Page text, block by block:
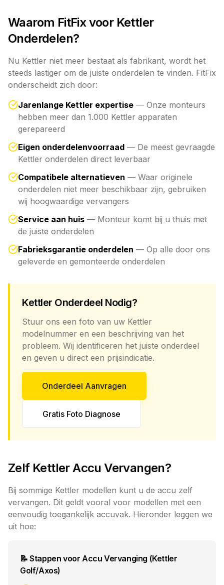
Waarom FitFix voor Kettler
Onderdelen?
Nu Kettler niet meer bestaat als fabrikant, wordt het
steeds lastiger om de juiste onderdelen te vinden. FitFix
onderscheidt zich door:
Jarenlange Kettler expertise — Onze monteurs
hebben meer dan 1.000 Kettler apparaten
gerepareerd
Eigen onderdelenvoorraad — De meest gevraagde
Kettler onderdelen direct leverbaar
Compatibele alternatieven — Waar originele
onderdelen niet meer beschikbaar zijn, gebruiken
wij hoogwaardige vervangers
Service aan huis — Monteur komt bij u thuis met
de juiste onderdelen
Fabrieksgarantie onderdelen — Op alle door ons
geleverde en gemonteerde onderdelen
Kettler Onderdeel Nodig?
Stuur ons een foto van uw Kettler
modelnummer en een beschrijving van het
probleem. Wij identificeren het juiste onderdeel
en geven u direct een prijsindicatie.
Onderdeel Aanvragen
Gratis Foto Diagnose
Zelf Kettler Accu Vervangen?
Bij sommige Kettler modellen kunt u de accu zelf
vervangen. Dit geldt vooral voor modellen met een
eenvoudig toegankelijk accuvak. Hieronder leggen we
uit hoe:
📝 Stappen voor Accu Vervanging (Kettler
Golf/Axos)